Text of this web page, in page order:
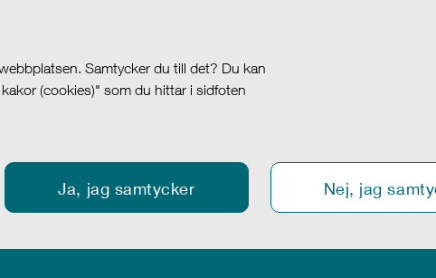
Samtycker du till det? Du kan
(cookies)" som du hittar i sidfoten
Ja, jag samtycker Nej, jag